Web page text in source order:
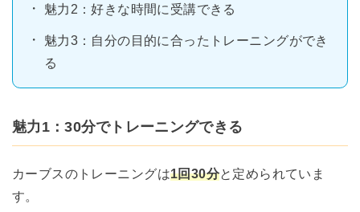
魅力2：好きな時間に受講できる
魅力3：自分の目的に合ったトレーニングができ
る
魅力1：30分でトレーニングできる
カーブスのトレーニングは1回30分と定められていま
す。